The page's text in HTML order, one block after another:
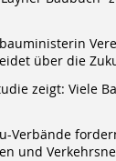
über die
zeigt: Viele
Verbände
und